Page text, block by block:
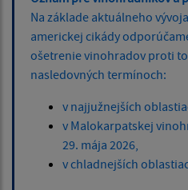
Na základe aktuálneho
americkej cikády
ošetrenie vinohradov proti
nasledovných termínoch:
v najjužnejších
v Malokarpatskej
29. mája 2026,
v chladnejších